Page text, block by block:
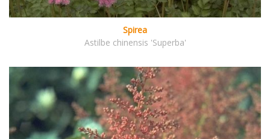
Spirea
Astilbe chinensis 'Superba'